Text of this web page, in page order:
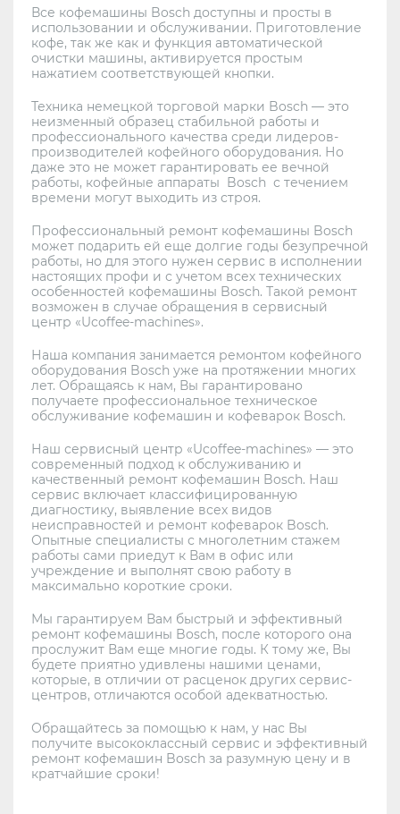
Все кофемашины Bosch доступны и просты в
использовании и обслуживании. Приготовление
кофе, так же как и функция автоматической
очистки машины, активируется простым
нажатием соответствующей кнопки.
Техника немецкой торговой марки Bosch — это
неизменный образец стабильной работы и
профессионального качества среди лидеров-
производителей кофейного оборудования. Но
даже это не может гарантировать ее вечной
работы, кофейные аппараты Bosch с течением
времени могут выходить из строя.
Профессиональный ремонт кофемашины Bosch
может подарить ей еще долгие годы безупречной
работы, но для этого нужен сервис в исполнении
настоящих профи и с учетом всех технических
особенностей кофемашины Bosch. Такой ремонт
возможен в случае обращения в сервисный
центр «Ucoffee-machines».
Наша компания занимается ремонтом кофейного
оборудования Bosch уже на протяжении многих
лет. Обращаясь к нам, Вы гарантировано
получаете профессиональное техническое
обслуживание кофемашин и кофеварок Bosch.
Наш сервисный центр «Ucoffee-machines» — это
современный подход к обслуживанию и
качественный ремонт кофемашин Bosch. Наш
сервис включает классифицированную
диагностику, выявление всех видов
неисправностей и ремонт кофеварок Bosch.
Опытные специалисты с многолетним стажем
работы сами приедут к Вам в офис или
учреждение и выполнят свою работу в
максимально короткие сроки.
Мы гарантируем Вам быстрый и эффективный
ремонт кофемашины Bosch, после которого она
прослужит Вам еще многие годы. К тому же, Вы
будете приятно удивлены нашими ценами,
которые, в отличии от расценок других сервис-
центров, отличаются особой адекватностью.
Обращайтесь за помощью к нам, у нас Вы
получите высококлассный сервис и эффективный
ремонт кофемашин Bosch за разумную цену и в
кратчайшие сроки!